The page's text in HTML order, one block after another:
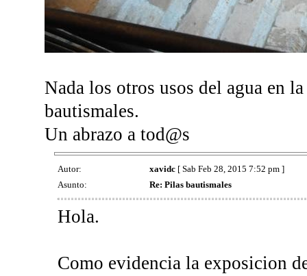
Nada los otros usos del agua en
bautismales.
Un abrazo a tod@s
Autor: xavidc[ Sab Feb 28, 2015 7:52 pm ]
Asunto:
Re: Pilas bautismales
Hola.
Como evidencia la exposicion